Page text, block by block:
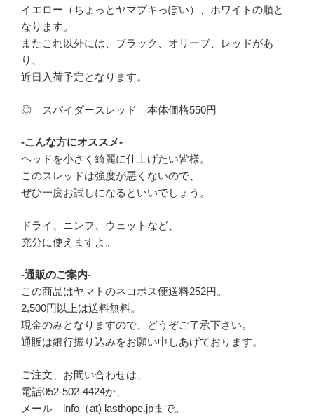
イエロー（ちょっとヤマブキっぽい）、ホワイトの順と
なります。
またこれ以外には、ブラック、オリーブ、レッドがあ
り、
近日入荷予定となります。
◎ スパイダースレッド 本体価格550円
-こんな方にオススメ-
ヘッドを小さく綺麗に仕上げたい皆様。
このスレッドは強度が悪くないので、
ぜひ一度お試しになるといいでしょう。
ドライ、ニンフ、ウェットなど、
充分に使えますよ。
-通販のご案内-
この商品はヤマトのネコポス便送料252円。
2,500円以上は送料無料。
現金のみとなりますので、どうぞご了承下さい。
通販は銀行振り込みをお願い申しあげております。
ご注文、お問い合わせは、
電話052-502-4424か、
メール info（at) lasthope.jpまで。